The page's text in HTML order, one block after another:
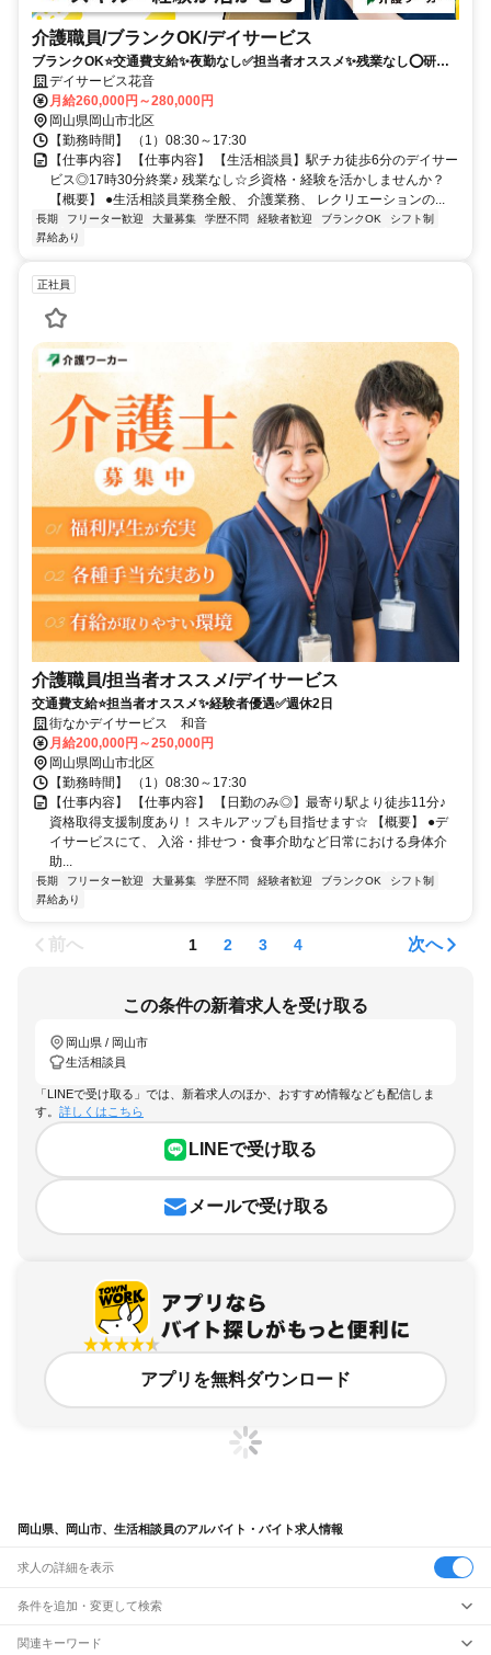
介護職員/ブランクOK/デイサービス
ブランクOK⭐️交通費支給✨夜勤なし✅️担当者オススメ✨残業なし⭕️研修
支援有✨経験者優遇❗️車通勤ＯＫ⭐️週休2日✊️駅チカ
デイサービス花音
月給260,000円～280,000円
岡山県岡山市北区
【勤務時間】 （1）08:30～17:30
【仕事内容】 【仕事内容】 【生活相談員】駅チカ徒歩6分のデイサー
ビス◎17時30分終業♪ 残業なし☆彡資格・経験を活かしませんか？
【概要】 ●生活相談員業務全般、 介護業務、 レクリエーションの...
長期 フリーター歓迎 大量募集 学歴不問 経験者歓迎 ブランクOK
シフト制
昇給あり
正社員
介護職員/担当者オススメ/デイサービス
交通費支給⭐️担当者オススメ✨経験者優遇✅️週休2日
街なかデイサービス 和音
月給200,000円～250,000円
岡山県岡山市北区
【勤務時間】 （1）08:30～17:30
【仕事内容】 【仕事内容】 【日勤のみ◎】最寄り駅より徒歩11分♪
資格取得支援制度あり！ スキルアップも目指せます☆ 【概要】 ●デ
イサービスにて、 入浴・排せつ・食事介助など日常における身体介
助...
長期 フリーター歓迎 大量募集 学歴不問 経験者歓迎 ブランクOK
シフト制
昇給あり
前へ 1 2 3 4 次へ
この条件の新着求人を受け取る
岡山県 / 岡山市
生活相談員
「LINEで受け取る」では、新着求人のほか、おすすめ情報なども配信しま
す。 詳しくはこちら
LINEで受け取る
メールで受け取る
アプリを無料ダウンロード
岡山県、岡山市、生活相談員のアルバイト・バイト求人情報
求人の詳細を表示
条件を追加・変更して検索
市区町村を追加・変更
関連キーワード